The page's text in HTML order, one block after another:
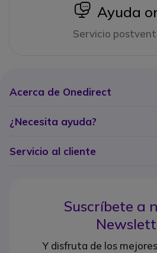
icon
Ayuda
Servicio
Acerca de Onedirect
¿Necesita ayuda?
Servicio al cliente
Suscríbete a
Y disfruta de los